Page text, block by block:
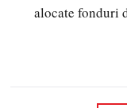
alocate fonduri